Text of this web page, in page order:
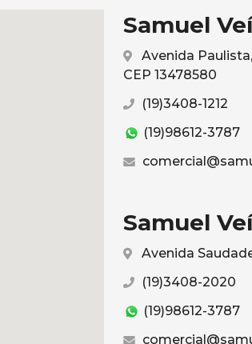
Samuel
Avenida
CEP 13478580
(19)3408-1212
(19)98612-3787
Samuel
Avenida
(19)3408-2020
(19)98612-3787